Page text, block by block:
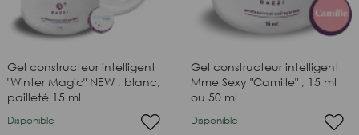
Gel constructeur intelligent
"Winter Magic" NEW , blanc,
pailleté 15 ml
Disponible
Gel constructeur intelligent
Mme Sexy "Camille" , 15 ml
ou 50 ml
Disponible